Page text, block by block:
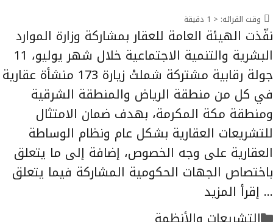
وقت القرائه: < 1 دقيقة
نفّذت الهيئة العامة للعقار بمشاركة وزارة الموارد
البشرية والتنمية الاجتماعية خلال شهر يوليو، 11
جولة رقابية مشتركة شملتْ زيارة 173 منشأة عقارية
في كل من منطقة الرياض والمنطقة الشرقية
ومنطقة مكة المكرمة، بهدف ضمان الامتثال
للتشريعات العقارية بشكل عام ونظام الوساطة
العقارية على وجه الخصوص، إضافة إلى ما يتعلق
باختصاص الجهات الحكومية المشاركة فيما يتعلق
… إقرأ المزيد
التصنيفات